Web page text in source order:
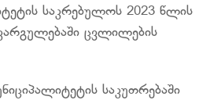
საკრებულოს 2023 წლის
ცვლილების
საკუთრებაში